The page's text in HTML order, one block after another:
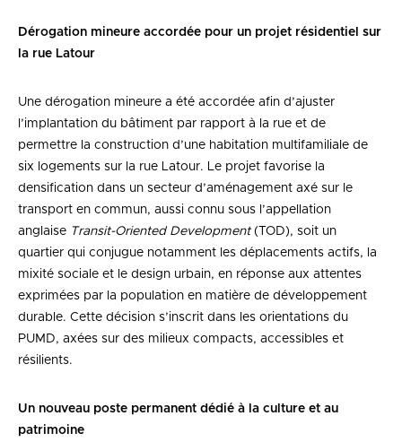
Dérogation mineure accordée pour un projet résidentiel sur
la rue Latour
Une dérogation mineure a été accordée afin d’ajuster
l’implantation du bâtiment par rapport à la rue et de
permettre la construction d’une habitation multifamiliale de
six logements sur la rue Latour. Le projet favorise la
densification dans un secteur d’aménagement axé sur le
transport en commun, aussi connu sous l’appellation
anglaise Transit-Oriented Development(TOD), soit un
quartier qui conjugue notamment les déplacements actifs, la
mixité sociale et le design urbain, en réponse aux attentes
exprimées par la population en matière de développement
durable. Cette décision s’inscrit dans les orientations du
PUMD, axées sur des milieux compacts, accessibles et
résilients.
Un nouveau poste permanent dédié à la culture et au
patrimoine